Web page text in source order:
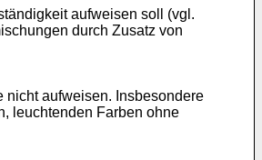
aufweisen soll (vgl.
durch Zusatz von
aufweisen. Insbesondere
leuchtenden Farben ohne